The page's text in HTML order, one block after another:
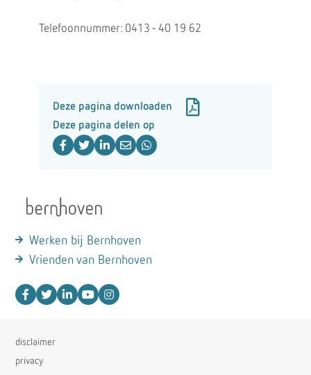
Telefoonnummer: 0413 - 40 19 62
Deze pagina downloaden
Deze pagina delen op
Werken bij Bernhoven
Vrienden van Bernhoven
disclaimer
privacy